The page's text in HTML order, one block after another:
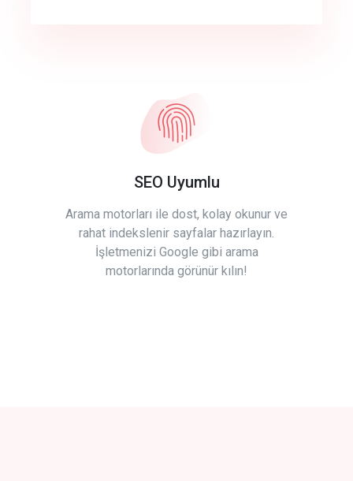
SEO Uyumlu
Arama motorları ile dost, kolay okunur ve
rahat indekslenir sayfalar hazırlayın.
İşletmenizi Google gibi arama
motorlarında görünür kılın!